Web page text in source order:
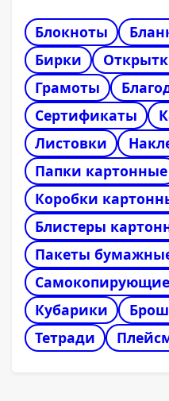
Блокноты
Бирки
Грамоты
Сертификаты
Листовки
Папки картонные
Коробки
Блистеры
Пакеты
Кубарики
Тетради